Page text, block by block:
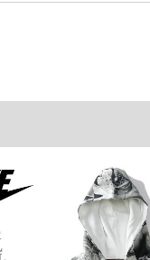
6,000円以上の品が対象。1
。
節ひもが付いている、極端な